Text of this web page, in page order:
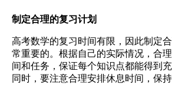
制定合理的复习计划
高考数学的复习时间有限，因此制定
常重要的。根据自己的实际情况，合
间和任务，保证每个知识点都能得到
同时，要注意合理安排休息时间，保